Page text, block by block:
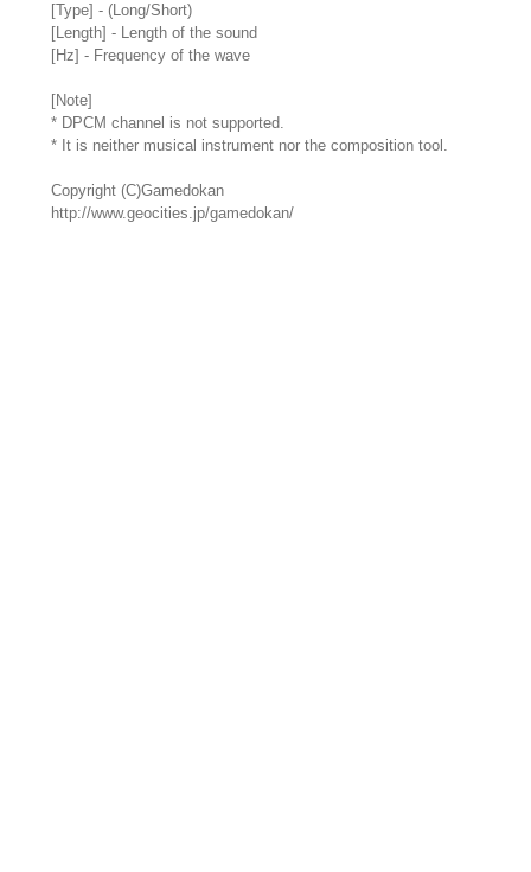
[Type] - (Long/Short)
[Length] - Length of the sound
[Hz] - Frequency of the wave
[Note]
* DPCM channel is not supported.
* It is neither musical instrument nor the composition tool.
Copyright (C)Gamedokan
http://www.geocities.jp/gamedokan/